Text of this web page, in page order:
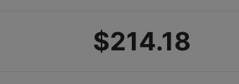
$214.18